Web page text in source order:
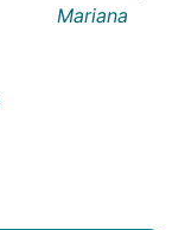
Mariana